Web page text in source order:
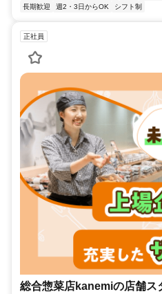
長期歓迎
週2・3日からOK シフト制
正社員
総合惣菜店kanemiの店舗ス